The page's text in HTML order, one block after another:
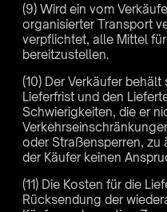
(9) Wird ein vom
organisierter Transport
verpflichtet, alle Mittel
bereitzustellen.
(10) Der Verkäufer
Lieferfrist und den
Schwierigkeiten, die er
oder Straßensperren, zu
der Käufer keinen
(11) Die Kosten für die
Rücksendung der